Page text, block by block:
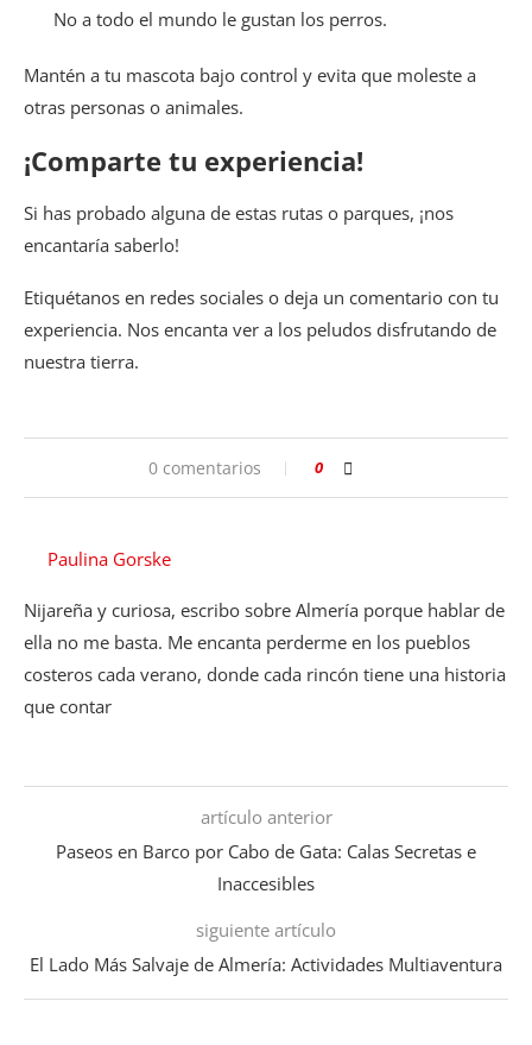
No a todo el mundo le gustan los perros.
Mantén a tu mascota bajo control y evita que moleste a
otras personas o animales.
¡Comparte tu experiencia!
Si has probado alguna de estas rutas o parques, ¡nos
encantaría saberlo!
Etiquétanos en redes sociales o deja un comentario con tu
experiencia. Nos encanta ver a los peludos disfrutando de
nuestra tierra.
0 comentarios 0
Paulina Gorske
Nijareña y curiosa, escribo sobre Almería porque hablar de
ella no me basta. Me encanta perderme en los pueblos
costeros cada verano, donde cada rincón tiene una historia
que contar
artículo anterior
Paseos en Barco por Cabo de Gata: Calas Secretas e
Inaccesibles
siguiente artículo
El Lado Más Salvaje de Almería: Actividades Multiaventura